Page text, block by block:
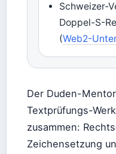
Schweizer-
Doppel-S-
(Web2-
Der Duden-
Textprüfungs-
zusammen:
Zeichensetzung